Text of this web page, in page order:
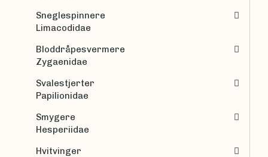
Sneglespinnere
Limacodidae
Bloddråpesvermere
Zygaenidae
Svalestjerter
Papilionidae
Smygere
Hesperiidae
Hvitvinger